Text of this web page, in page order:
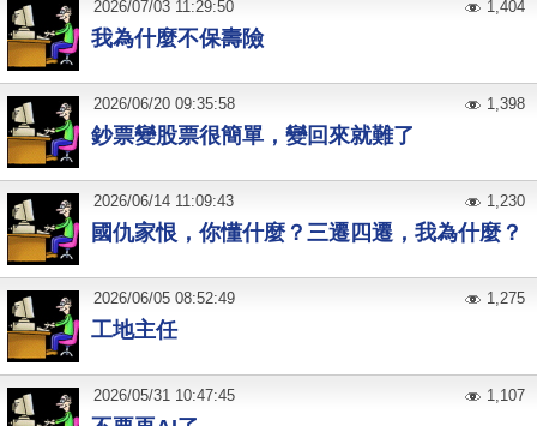
我為什麼不保壽險
2026/07/03 11:29:50 1,404
鈔票變股票很簡單，變回來就難了
2026/06/20 09:35:58 1,398
國仇家恨，你懂什麼？三遷四遷，我為什麼？
2026/06/14 11:09:43 1,230
工地主任
2026/06/05 08:52:49 1,275
2026/05/31 10:47:45 1,107